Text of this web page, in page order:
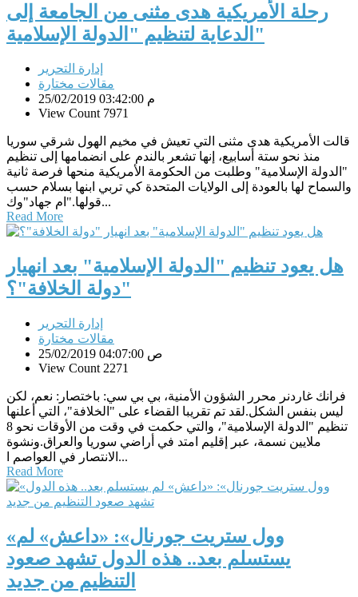
رحلة الأمريكية هدى مثنى من الجامعة إلى
الدعاية لتنظيم "الدولة الإسلامية"
إدارة التحرير
مقالات مختارة
25/02/2019 03:42:00 م
View Count 7971
قالت الأمريكية هدى مثنى التي تعيش في مخيم الهول شرقي سوريا
منذ نحو ستة أسابيع، إنها تشعر بالندم على انضمامها إلى تنظيم
"الدولة الإسلامية" وطلبت من الحكومة الأمريكية منحها فرصة ثانية
والسماح لها بالعودة إلى الولايات المتحدة كي تربي ابنها بسلام حسب
قولها."ام جهاد"وك...
Read More
هل يعود تنظيم "الدولة الإسلامية" بعد انهيار
"دولة الخلافة"؟
إدارة التحرير
مقالات مختارة
25/02/2019 04:07:00 ص
View Count 2271
فرانك غاردنر محرر الشؤون الأمنية، بي بي سي: باختصار: نعم، لكن
ليس بنفس الشكل.لقد تم تقريبا القضاء على "الخلافة"، التي أعلنها
تنظيم "الدولة الإسلامية"، والتي حكمت في وقت من الأوقات نحو 8
ملايين نسمة، عبر إقليم امتد في أراضي سوريا والعراق.ونشوة
الانتصار في العواصم ا...
Read More
«وول ستريت جورنال»: «داعش» لم
يستسلم بعد.. هذه الدول تشهد صعود
التنظيم من جديد